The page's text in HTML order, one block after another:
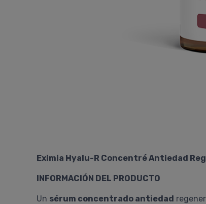
Eximia Hyalu-R Concentré Antiedad
INFORMACIÓN DEL PRODUCTO
Un sérum concentrado antiedad